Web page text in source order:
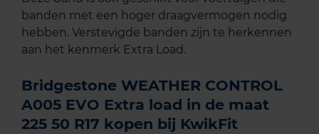
banden met een hoger draagvermogen nodig
hebben. Verstevigde banden zijn te herkennen
aan het kenmerk Extra Load.
Bridgestone WEATHER CONTROL
A005 EVO Extra load in de maat
225 50 R17 kopen bij KwikFit